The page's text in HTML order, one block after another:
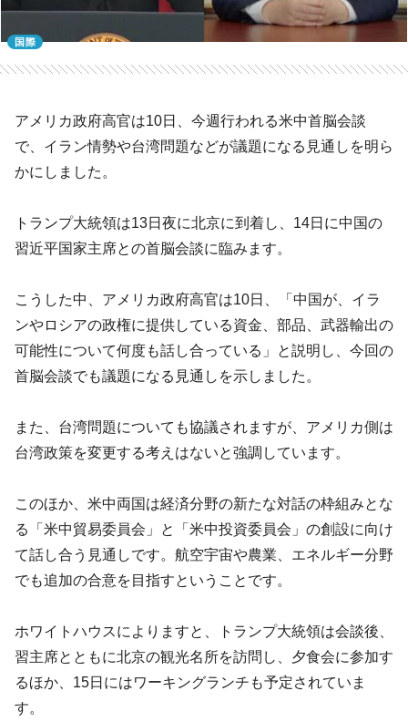
国際
アメリカ政府高官は10日、今週行われる米中首脳会談
で、イラン情勢や台湾問題などが議題になる見通しを明ら
かにしました。
トランプ大統領は13日夜に北京に到着し、14日に中国の
習近平国家主席との首脳会談に臨みます。
こうした中、アメリカ政府高官は10日、「中国が、イラ
ンやロシアの政権に提供している資金、部品、武器輸出の
可能性について何度も話し合っている」と説明し、今回の
首脳会談でも議題になる見通しを示しました。
また、台湾問題についても協議されますが、アメリカ側は
台湾政策を変更する考えはないと強調しています。
このほか、米中両国は経済分野の新たな対話の枠組みとな
る「米中貿易委員会」と「米中投資委員会」の創設に向け
て話し合う見通しです。航空宇宙や農業、エネルギー分野
でも追加の合意を目指すということです。
ホワイトハウスによりますと、トランプ大統領は会談後、
習主席とともに北京の観光名所を訪問し、夕食会に参加す
るほか、15日にはワーキングランチも予定されていま
す。